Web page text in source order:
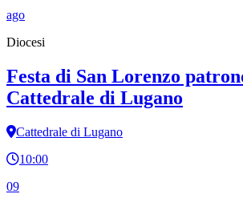
ago
Diocesi
Festa di San Lorenzo
Cattedrale di Lugano
Cattedrale di Lugano
10:00
09